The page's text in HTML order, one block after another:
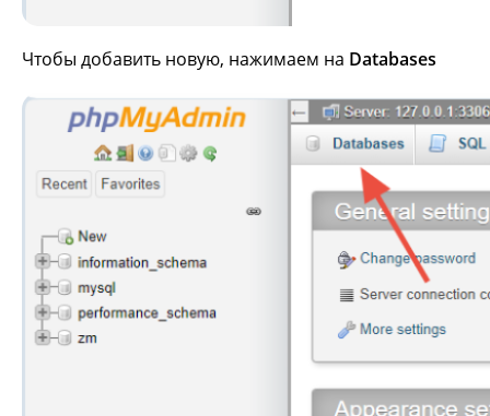
Чтобы добавить новую, нажимаем на Databases